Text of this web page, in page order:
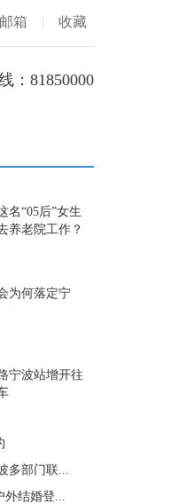
邮箱 | 收藏
：81850000
名“05后”女生
养老院工作？
为何落定宁
宁波站增开往
多部门联...
外结婚登...